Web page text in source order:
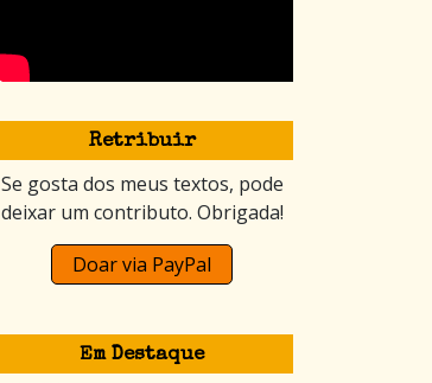
Retribuir
Se gosta dos meus textos, pode
deixar um contributo. Obrigada!
Doar via PayPal
Em Destaque